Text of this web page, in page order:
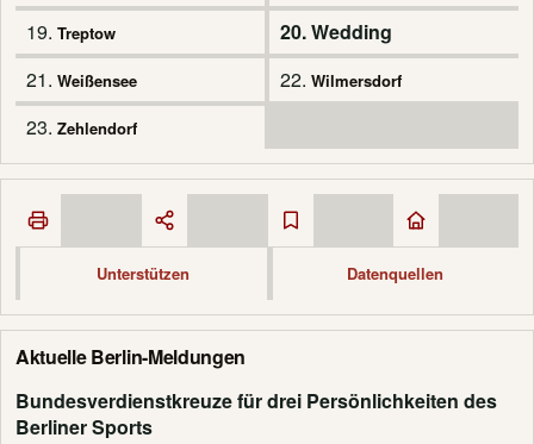
19. Treptow
20. Wedding
21. Weißensee 22. Wilmersdorf
23. Zehlendorf
Unterstützen Datenquellen
Aktuelle Berlin-Meldungen
Bundesverdienstkreuze für drei Persönlichkeiten des
Berliner Sports